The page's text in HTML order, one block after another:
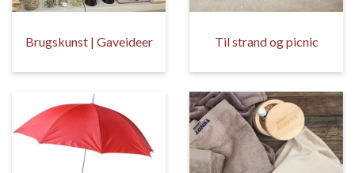
Brugskunst | Gaveideer Til strand og picnic